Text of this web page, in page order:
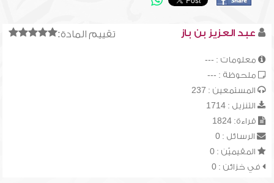
تقييم المادة: عبد العزيز بن باز
معلومات : ---
ملحوظة : ---
المستمعين : 237
التنزيل : 1714
قراءة: 1824
الرسائل : 0
المقيميّن : 0
في خزائن : 0